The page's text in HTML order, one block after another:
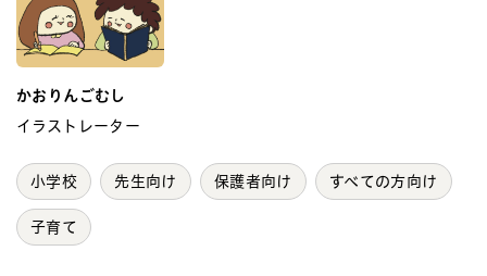
かおりんごむし
イラストレーター
小学校 先生向け 保護者向け すべての方向け
子育て